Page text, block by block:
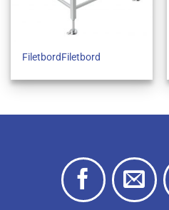
FiletbordFiletbord